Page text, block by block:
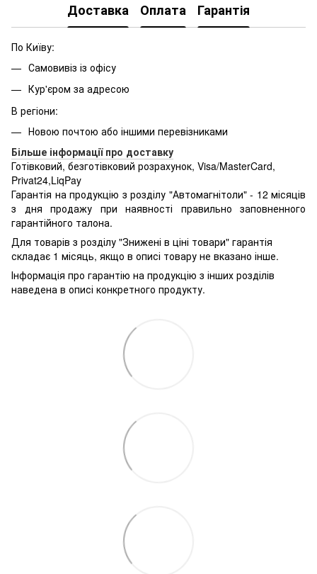
Доставка Оплата Гарантія
По Київу:
Самовивіз із офісу
Кур'єром за адресою
В регіони:
Новою почтою або іншими перевізниками
Більше інформації про доставку
Готівковий, безготівковий розрахунок, Visa/MasterCard,
Privat24,LiqPay
Гарантія на продукцію з розділу "Автомагнітоли" - 12 місяців
з дня продажу при наявності правильно заповненного
гарантійного талона.
Для товарів з розділу "Знижені в ціні товари" гарантія
складає 1 місяць, якщо в описі товару не вказано інше.
Інформація про гарантію на продукцію з інших розділів
наведена в описі конкретного продукту.